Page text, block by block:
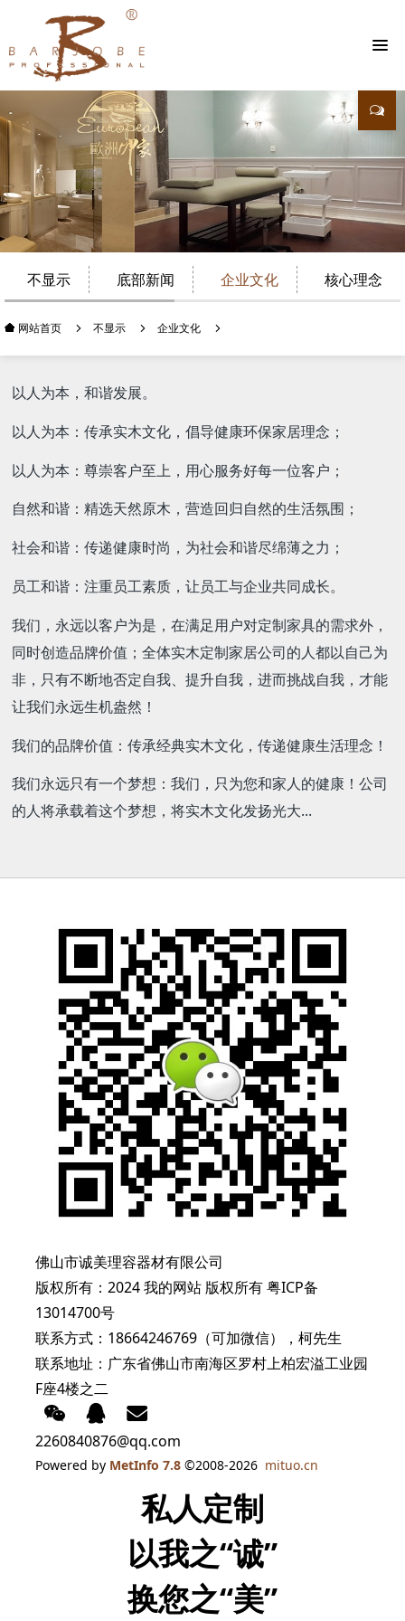
不显示 底部新闻 企业文化 核心理念
网站首页 不显示 企业文化
以人为本，和谐发展。
以人为本：传承实木文化，倡导健康环保家居理念；
以人为本：尊崇客户至上，用心服务好每一位客户；
自然和谐：精选天然原木，营造回归自然的生活氛围；
社会和谐：传递健康时尚，为社会和谐尽绵薄之力；
员工和谐：注重员工素质，让员工与企业共同成长。
我们，永远以客户为是，在满足用户对定制家具的需求外，
同时创造品牌价值；全体实木定制家居公司的人都以自己为
非，只有不断地否定自我、提升自我，进而挑战自我，才能
让我们永远生机盎然！
我们的品牌价值：传承经典实木文化，传递健康生活理念！
我们永远只有一个梦想：我们，只为您和家人的健康！公司
的人将承载着这个梦想，将实木文化发扬光大...
佛山市诚美理容器材有限公司
版权所有：2024 我的网站 版权所有粤ICP备
13014700号
联系方式：18664246769（可加微信），柯先生
联系地址：广东省佛山市南海区罗村上柏宏溢工业园
F座4楼之二
2260840876@qq.com
Powered by MetInfo 7.8 ©2008-2026 mituo.cn
私人定制
以我之“诚”
换您之“美”